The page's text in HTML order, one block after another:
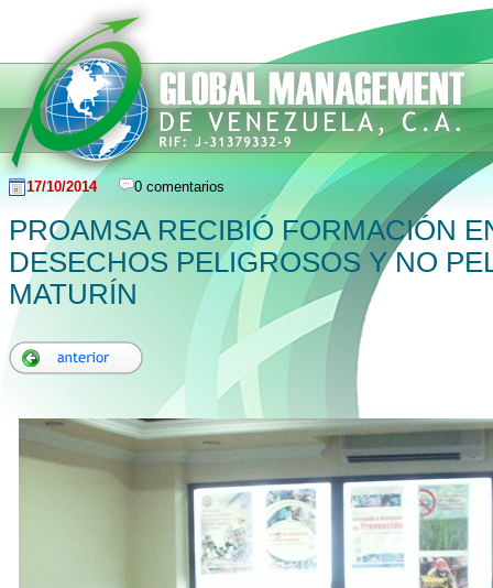
17/10/2014 0 comentarios
PROAMSA RECIBIÓ FORMACIÓN
DESECHOS PELIGROSOS Y NO
MATURÍN